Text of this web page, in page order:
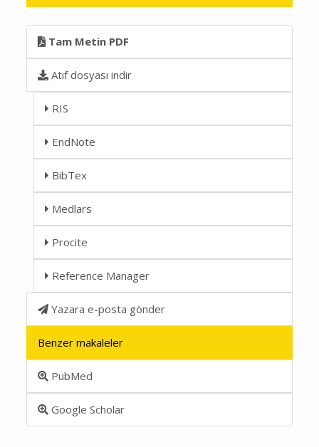
Tam Metin PDF
Atıf dosyası indir
RIS
EndNote
BibTex
Medlars
Procite
Reference Manager
Yazara e-posta gönder
Benzer makaleler
PubMed
Google Scholar